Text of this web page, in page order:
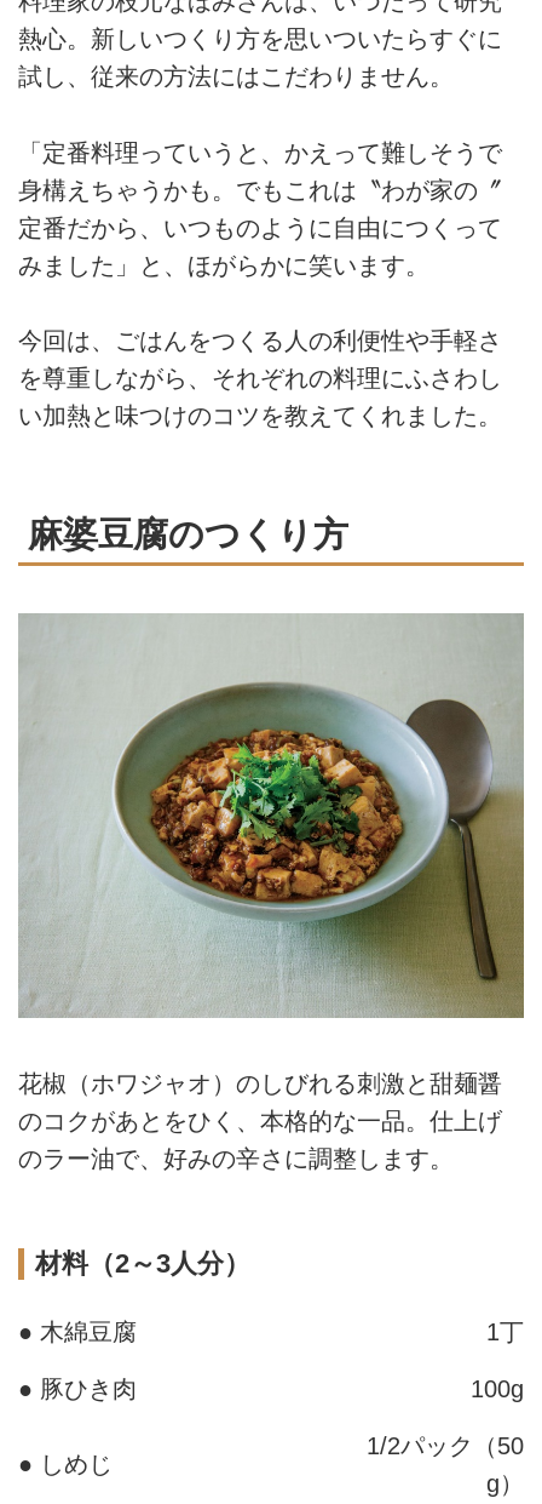
熱心。新しいつくり方を思いついたらすぐに
試し、従来の方法にはこだわりません。
「定番料理っていうと、かえって難しそうで
身構えちゃうかも。でもこれは〝わが家の〞
定番だから、いつものように自由につくって
みました」と、ほがらかに笑います。
今回は、ごはんをつくる人の利便性や手軽さ
を尊重しながら、それぞれの料理にふさわし
い加熱と味つけのコツを教えてくれました。
麻婆豆腐のつくり方
花椒（ホワジャオ）のしびれる刺激と甜麺醤
のコクがあとをひく、本格的な一品。仕上げ
のラー油で、好みの辛さに調整します。
材料（2～3人分）
● 木綿豆腐 1丁
● 豚ひき肉 100g
● しめじ
1/2パック（50
g）